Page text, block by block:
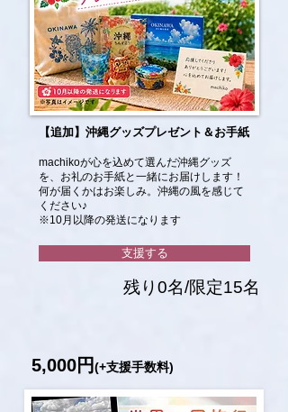
【追加】沖縄グッズプレゼント＆お手紙
machikoが心を込めて選んだ沖縄グッズ
を、お礼のお手紙と一緒にお届けします！
何が届くかはお楽しみ。沖縄の風を感じて
ください♪
※10月以降の発送になります
支援する
残り0名/限定15名
5,000円(+支援手数料)